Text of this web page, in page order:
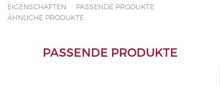
EIGENSCHAFTEN
PASSENDE PRODUKTE
ÄHNLICHE PRODUKTE
PASSENDE PRODUKTE